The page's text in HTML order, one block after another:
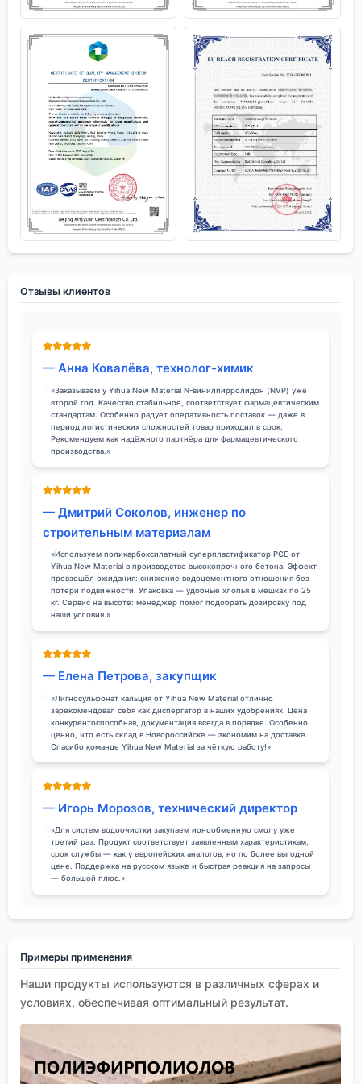
Отзывы клиентов
— Анна Ковалёва, технолог-химик
«Заказываем у Yihua New Material N-винилпирролидон (NVP) уже
второй год. Качество стабильное, соответствует фармацевтическим
стандартам. Особенно радует оперативность поставок — даже в
период логистических сложностей товар приходил в срок.
Рекомендуем как надёжного партнёра для фармацевтического
производства.»
— Дмитрий Соколов, инженер по
строительным материалам
«Используем поликарбоксилатный суперпластификатор PCE от
Yihua New Material в производстве высокопрочного бетона. Эффект
превзошёл ожидания: снижение водоцементного отношения без
потери подвижности. Упаковка — удобные хлопья в мешках по 25
кг. Сервис на высоте: менеджер помог подобрать дозировку под
наши условия.»
— Елена Петрова, закупщик
«Лигносульфонат кальция от Yihua New Material отлично
зарекомендовал себя как диспергатор в наших удобрениях. Цена
конкурентоспособная, документация всегда в порядке. Особенно
ценно, что есть склад в Новороссийске — экономим на доставке.
Спасибо команде Yihua New Material за чёткую работу!»
— Игорь Морозов, технический директор
«Для систем водоочистки закупаем ионообменную смолу уже
третий раз. Продукт соответствует заявленным характеристикам,
срок службы — как у европейских аналогов, но по более выгодной
цене. Поддержка на русском языке и быстрая реакция на запросы
— большой плюс.»
Примеры применения
Наши продукты используются в различных сферах и
условиях, обеспечивая оптимальный результат.